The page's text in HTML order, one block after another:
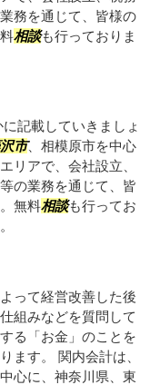
務を通じて、皆様の
相談も行っておりま
記載していきましょ
市、相模原市を中心
リアで、会社設立、
の業務を通じて、皆
無料相談も行ってお
って経営改善した後
組みなどを質問して
る「お金」のことを
ます。 関内会計は、
心に、神奈川県、東